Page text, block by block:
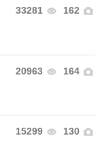
33281 162
20963 164
15299 130